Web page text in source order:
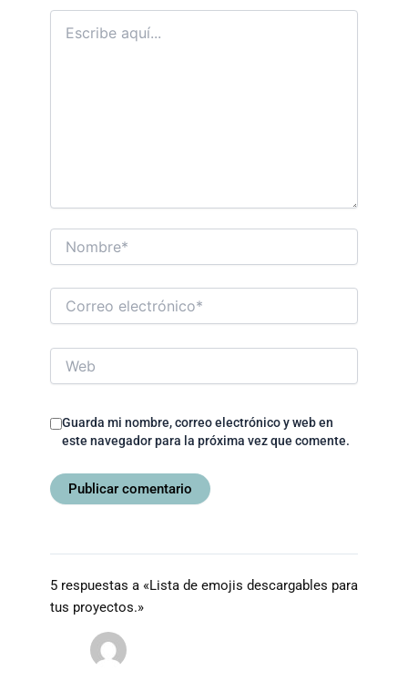
aquí…
Nombre*
electrónico*
Guarda mi nombre, correo electrónico y web en
este navegador para la próxima vez que comente.
5 respuestas a «Lista de emojis descargables para
tus proyectos.»